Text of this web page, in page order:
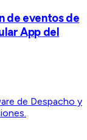
de eventos de
App del